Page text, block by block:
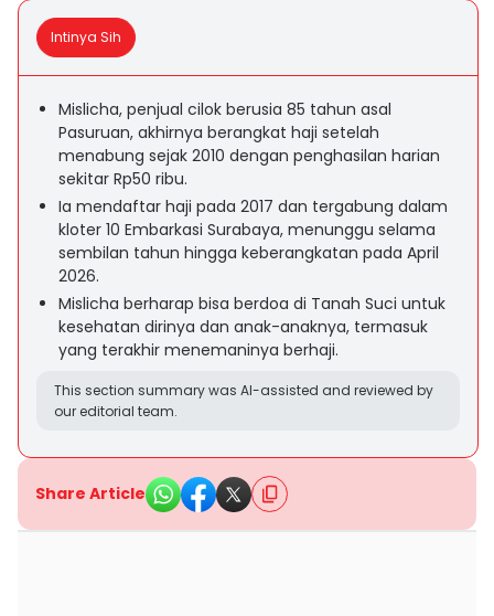
Intinya Sih
Mislicha, penjual cilok berusia 85 tahun asal
Pasuruan, akhirnya berangkat haji setelah
menabung sejak 2010 dengan penghasilan harian
sekitar Rp50 ribu.
Ia mendaftar haji pada 2017 dan tergabung dalam
kloter 10 Embarkasi Surabaya, menunggu selama
sembilan tahun hingga keberangkatan pada April
2026.
Mislicha berharap bisa berdoa di Tanah Suci untuk
kesehatan dirinya dan anak-anaknya, termasuk
yang terakhir menemaninya berhaji.
This section summary was AI-assisted and reviewed by
our editorial team.
Share Article